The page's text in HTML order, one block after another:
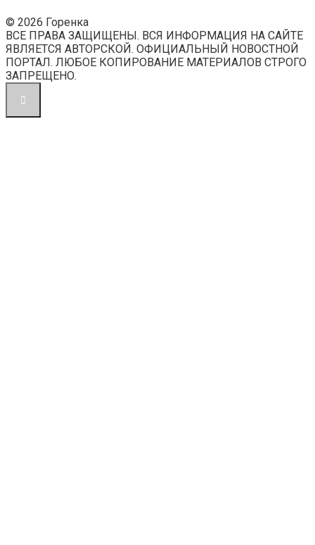
© 2026 Горенка
ВСЕ ПРАВА ЗАЩИЩЕНЫ. ВСЯ ИНФОРМАЦИЯ НА САЙТЕ
ЯВЛЯЕТСЯ АВТОРСКОЙ. ОФИЦИАЛЬНЫЙ НОВОСТНОЙ
ПОРТАЛ. ЛЮБОЕ КОПИРОВАНИЕ МАТЕРИАЛОВ СТРОГО
ЗАПРЕЩЕНО.